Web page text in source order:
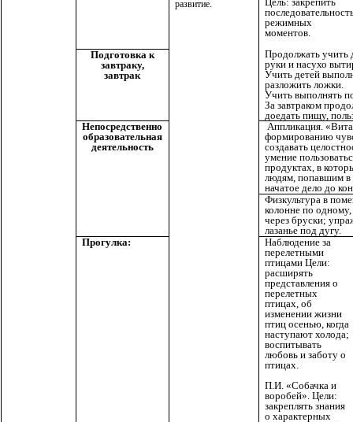
развитие.
режимных
моментов.
Подготовка к
завтраку,
завтрак
Продолжать учить
руки и насухо
Учить детей
разложить ложки.
Учить выполнять
За завтраком
доедать пищу,
Непосредственно
образовательная
деятельность
Аппликация.
формированию
создавать
умение
продуктах, в
людям, попавшим в
начатое дело до
Физкультура в
колонне по
через бруски;
лазанье под дугу.
Прогулка:
Наблюдение за
перелетными
птицами Цели:
расширять
представления о
перелетных
птицах, об
изменении жизни
птиц осенью, когда
наступают холода;
воспитывать
любовь и заботу о
птицах.
П.И. «Собачка и
воробей». Цели:
закреплять знания
о характерных